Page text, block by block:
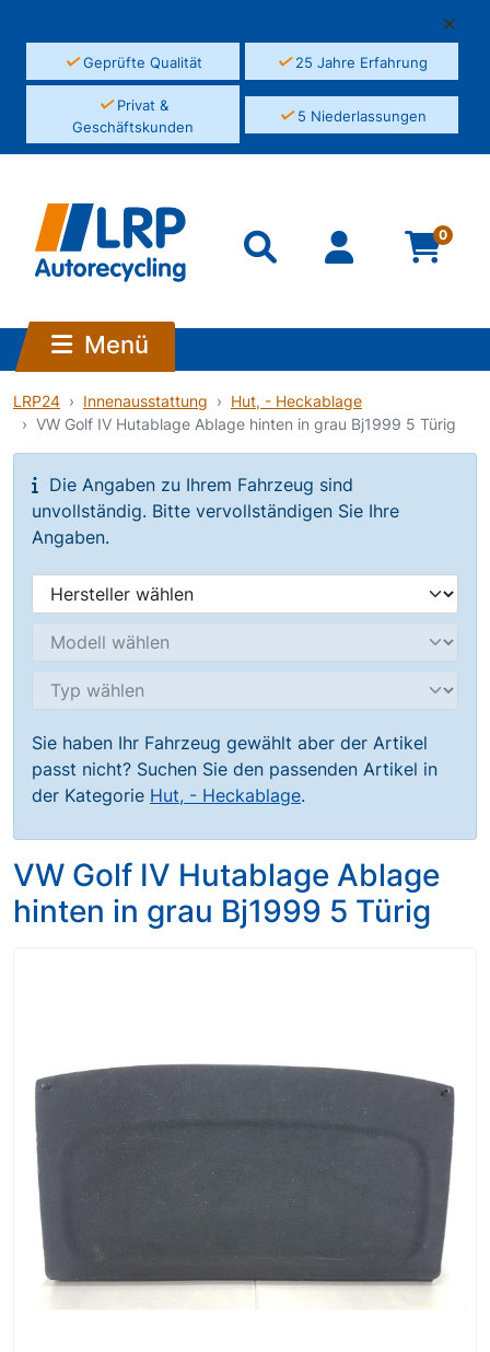
✓Geprüfte Qualität ✓25 Jahre Erfahrung
✓Privat &
Geschäftskunden
✓5 Niederlassungen
0
Menü
LRP24 Innenausstattung
Hut, - Heckablage
VW Golf IV Hutablage Ablage hinten in grau Bj1999 5 Türig
Die Angaben zu Ihrem Fahrzeug sind
unvollständig. Bitte vervollständigen Sie Ihre
Angaben.
Sie haben Ihr Fahrzeug gewählt aber der Artikel
passt nicht? Suchen Sie den passenden Artikel in
der Kategorie Hut, - Heckablage.
VW Golf IV Hutablage Ablage
hinten in grau Bj1999 5 Türig